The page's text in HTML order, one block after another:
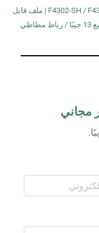
F4302-SH / F4302F-SH | ملف قابل
مطاطي